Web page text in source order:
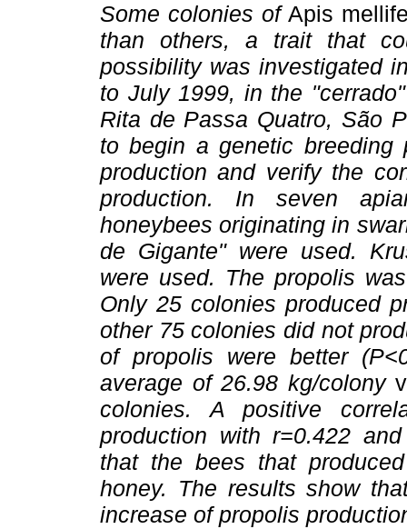
Some colonies ofApis
than others, a trait that
possibility was investigated
to July 1999, in the
Rita de Passa Quatro, São
to begin a genetic breeding
production and verify the
production. In seven
honeybees originating in
de Gigante" were used.
were used. The propolis
Only 25 colonies produced
other 75 colonies did not
of propolis were better
average of 26.98 kg/colony
colonies. A positive
production with r=0.422
that the bees that
honey. The results show
increase of propolis